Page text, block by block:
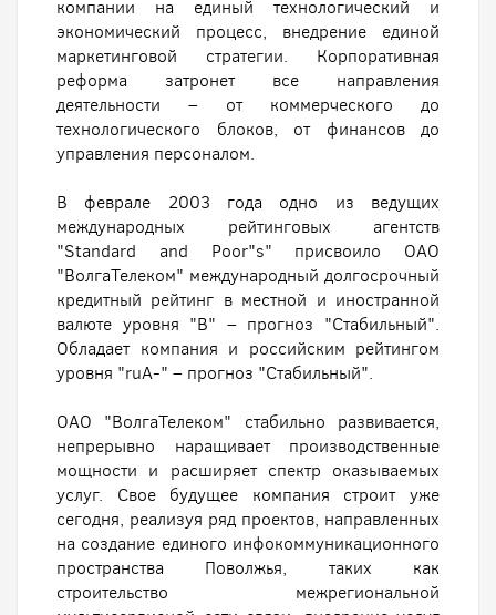
компании на единый технологический и
экономический процесс, внедрение единой
маркетинговой стратегии. Корпоративная
реформа затронет все направления
деятельности – от коммерческого до
технологического блоков, от финансов до
управления персоналом.
В феврале 2003 года одно из ведущих
международных рейтинговых агентств
"Standard and Poor"s" присвоило ОАО
"ВолгаТелеком" международный долгосрочный
кредитный рейтинг в местной и иностранной
валюте уровня "B" – прогноз "Стабильный".
Обладает компания и российским рейтингом
уровня "ruA-" – прогноз "Стабильный".
ОАО "ВолгаТелеком" стабильно развивается,
непрерывно наращивает производственные
мощности и расширяет спектр оказываемых
услуг. Свое будущее компания строит уже
сегодня, реализуя ряд проектов, направленных
на создание единого инфокоммуникационного
пространства Поволжья, таких как
строительство межрегиональной